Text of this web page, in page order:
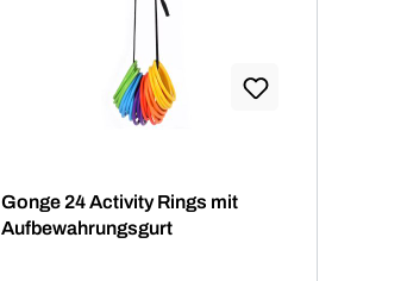
Gonge 24 Activity Rings mit
Aufbewahrungsgurt